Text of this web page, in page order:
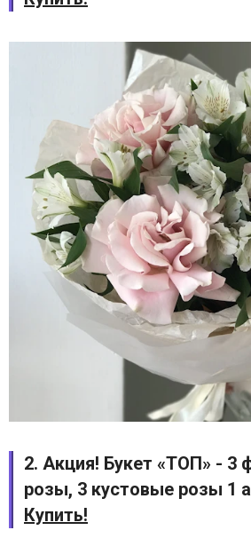
2. Акция! Букет «ТОП» - 3
розы, 3 кустовые розы 1
Купить!